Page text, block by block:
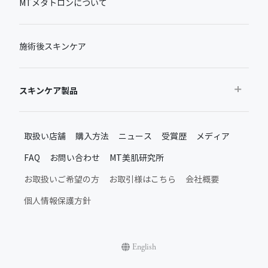
MTメタトロンについて
施術後スキンケア
スキンケア製品
MTメタトロン新製品・限定品
施術後のスキンケア
ムーンアッププロダクト
取扱い店舗 購入方法 ニュース 受賞歴 メディア
FAQ お問い合わせ MT美肌研究所
お取扱いご希望の方 お取引様はこちら 会社概要
個人情報保護方針
English